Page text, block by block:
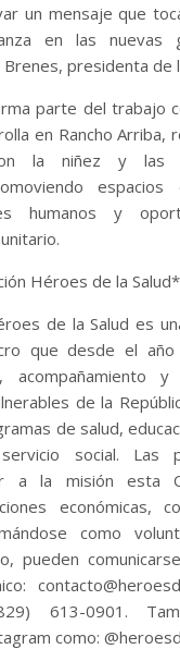
un mensaje que
en las nuevas
presidenta de
parte del trabajo
en Rancho Arriba,
la niñez y las
espacios
humanos y
Héroes de la Salud*
de la Salud es
que desde el
acompañamiento
de la
de salud,
social. Las
a la misión esta
económicas,
como
pueden
613-0901.
como: